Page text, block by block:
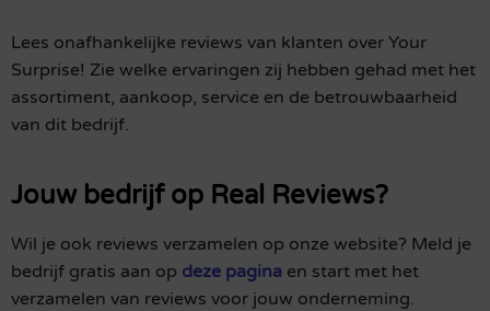
Lees onafhankelijke reviews van klanten over Your
Surprise! Zie welke ervaringen zij hebben gehad met het
assortiment, aankoop, service en de betrouwbaarheid
van dit bedrijf.
Jouw bedrijf op Real Reviews?
Wil je ook reviews verzamelen op onze website? Meld je
bedrijf gratis aan op deze pagina en start met het
verzamelen van reviews voor jouw onderneming.